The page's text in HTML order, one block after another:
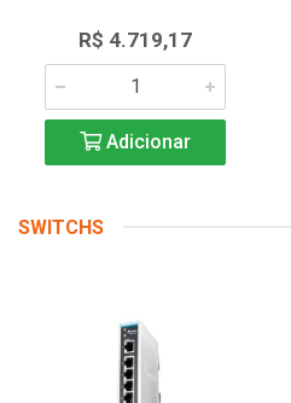
R$ 4.719,17
Adicionar
SWITCHS